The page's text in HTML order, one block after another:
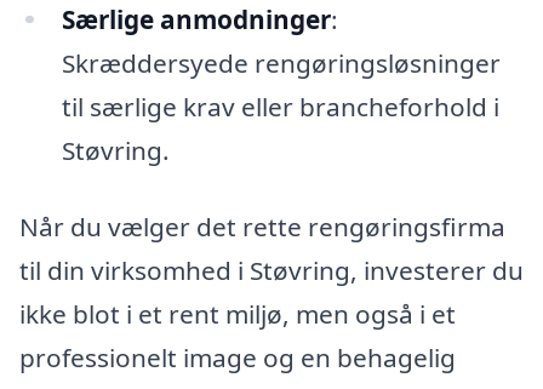
Særlige anmodninger:
Skræddersyede rengøringsløsninger
til særlige krav eller brancheforhold i
Støvring.
Når du vælger det rette rengøringsfirma
til din virksomhed i Støvring, investerer du
ikke blot i et rent miljø, men også i et
professionelt image og en behagelig